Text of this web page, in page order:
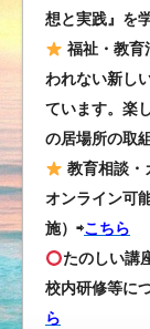
想と実践』を
福祉・教育
われない新し
ています。楽
の居場所の取
教育相談・
オンライン可
施）⇨こちら
たのしい講
校内研修等に
ら